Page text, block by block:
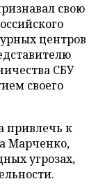
свою
центров
СБУ
своего
привлечь к
Марченко,
угрозах,